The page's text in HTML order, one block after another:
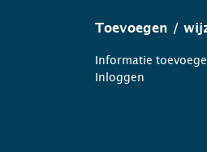
Toevoegen /
Informatie
Inloggen